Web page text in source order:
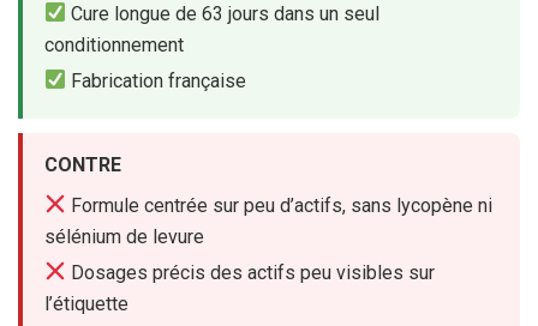
Cure longue de 63 jours dans un seul
conditionnement
Fabrication française
CONTRE
Formule centrée sur peu d’actifs, sans lycopène ni
sélénium de levure
Dosages précis des actifs peu visibles sur
l’étiquette